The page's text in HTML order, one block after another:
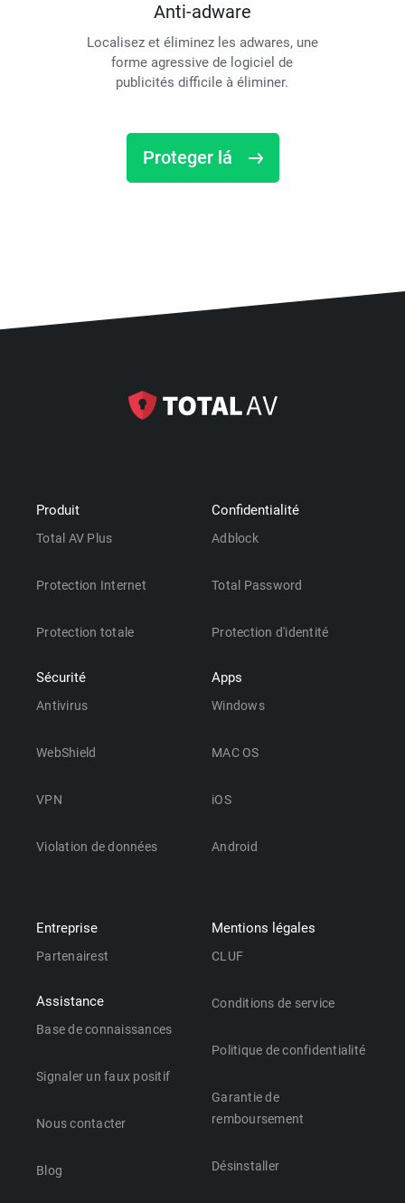
Anti-adware
Localisez et éliminez les adwares, une
forme agressive de logiciel de
publicités difficile à éliminer.
Proteger lá
Produit
Total AV Plus
Protection Internet
Protection totale
Sécurité
Antivirus
WebShield
VPN
Violation de données
Confidentialité
Adblock
Total Password
Protection d'identité
Apps
Windows
MAC OS
iOS
Android
Entreprise
Partenairest
Assistance
Base de connaissances
Signaler un faux positif
Nous contacter
Blog
Mentions légales
CLUF
Conditions de service
Politique de confidentialité
Garantie de
remboursement
Désinstaller